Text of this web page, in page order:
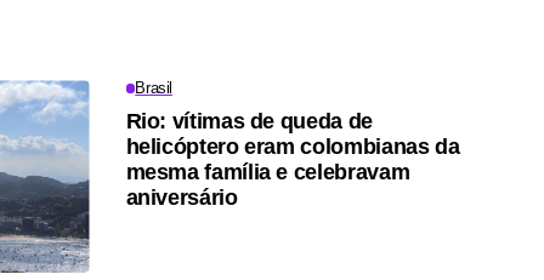
Brasil
Rio: vítimas de queda de
helicóptero eram colombianas da
mesma família e celebravam
aniversário